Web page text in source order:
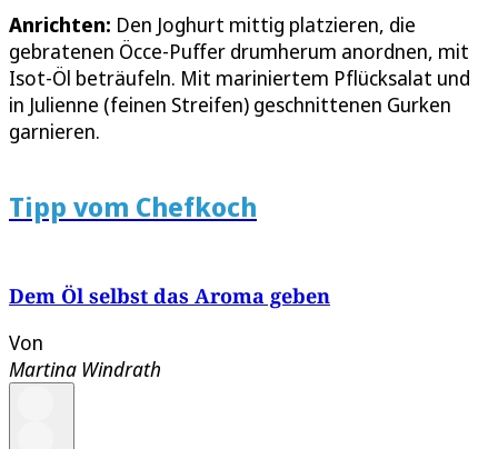
Anrichten: Den Joghurt mittig platzieren, die
gebratenen Öcce-Puffer drumherum anordnen, mit
Isot-Öl beträufeln. Mit mariniertem Pflücksalat und
in Julienne (feinen Streifen) geschnittenen Gurken
garnieren.
Tipp vom Chefkoch
Dem Öl selbst das Aroma geben
Von
Martina Windrath